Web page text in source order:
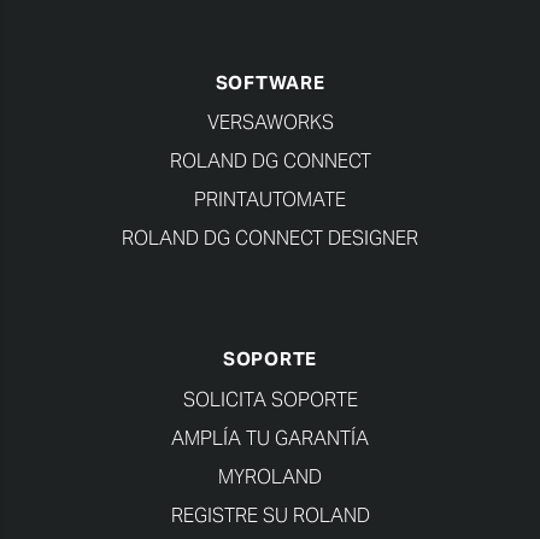
SOFTWARE
VERSAWORKS
ROLAND DG CONNECT
PRINTAUTOMATE
ROLAND DG CONNECT DESIGNER
SOPORTE
SOLICITA SOPORTE
AMPLÍA TU GARANTÍA
MYROLAND
REGISTRE SU ROLAND